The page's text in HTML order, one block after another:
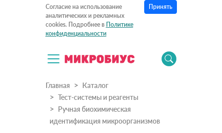
Согласие на использование
аналитических и рекламных
cookies. Подробнее в Политике
конфиденциальности
Принять
Главная
Каталог
Тест-системы и реагенты
Ручная биохимическая
идентификация микроорганизмов